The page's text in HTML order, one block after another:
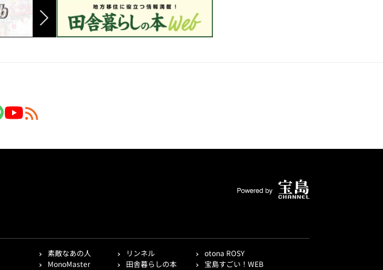
素敵なあの人 リンネル
otona ROSY
MonoMaster 田舎暮らしの本
宝島すごい！WEB